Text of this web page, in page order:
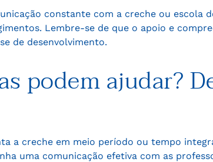
constante com a creche ou escola
Lembre-se de que o apoio e
de desenvolvimento.
podem ajudar?
a creche em meio período ou tempo
uma comunicação efetiva com as